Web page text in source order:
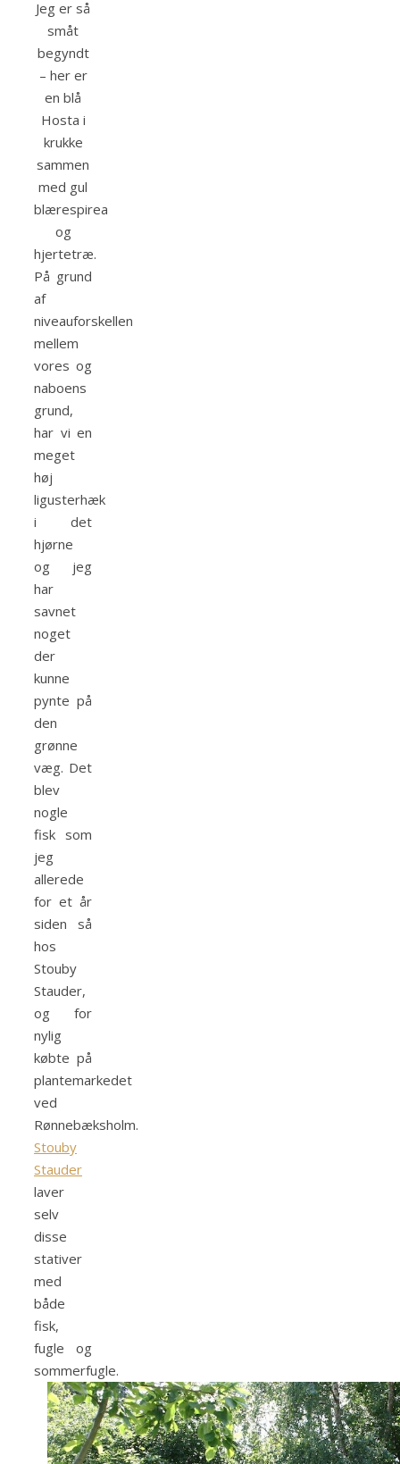
Jeg er så
småt
begyndt
– her er
en blå
Hosta i
krukke
sammen
med gul
blærespirea
og
hjertetræ.
På grund
af
niveauforskellen
mellem
vores og
naboens
grund,
har vi en
meget
høj
ligusterhæk
i det
hjørne
og jeg
har
savnet
noget
der
kunne
pynte på
den
grønne
væg. Det
blev
nogle
fisk som
jeg
allerede
for et år
siden så
hos
Stouby
Stauder,
og for
nylig
købte på
plantemarkedet
ved
Rønnebæksholm.
Stouby
Stauder
laver
selv
disse
stativer
med
både
fisk,
fugle og
sommerfugle.